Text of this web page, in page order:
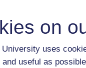
on
University uses
useful as
dehors de
Donnez vos